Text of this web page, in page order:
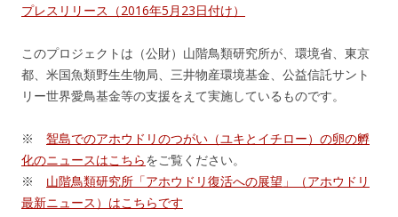
プレスリリース（2016年5月23日付け）
このプロジェクトは（公財）山階鳥類研究所が、環境省、東京
都、米国魚類野生生物局、三井物産環境基金、公益信託サント
リー世界愛鳥基金等の支援をえて実施しているものです。
※ 聟島でのアホウドリのつがい（ユキとイチロー）の卵の孵
化のニュースはこちらをご覧ください。
※ 山階鳥類研究所「アホウドリ復活への展望」（アホウドリ
最新ニュース）はこちらです